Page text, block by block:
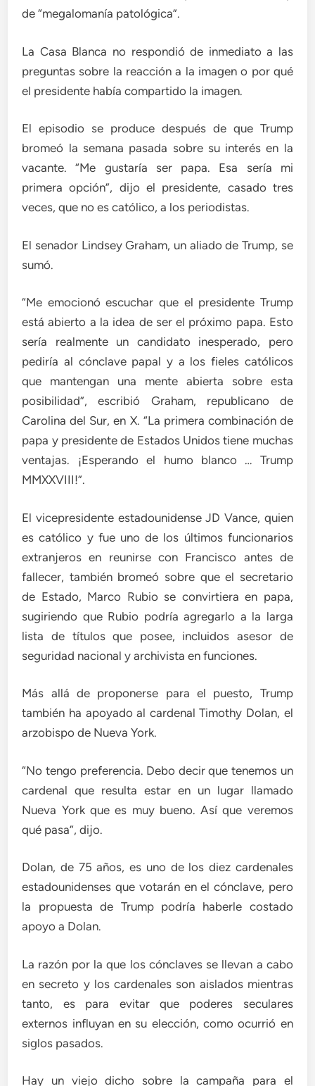
de “megalomanía patológica”.
La Casa Blanca no respondió de inmediato a las
preguntas sobre la reacción a la imagen o por qué
el presidente había compartido la imagen.
El episodio se produce después de que Trump
bromeó la semana pasada sobre su interés en la
vacante. “Me gustaría ser papa. Esa sería mi
primera opción”, dijo el presidente, casado tres
veces, que no es católico, a los periodistas.
El senador Lindsey Graham, un aliado de Trump, se
sumó.
“Me emocionó escuchar que el presidente Trump
está abierto a la idea de ser el próximo papa. Esto
sería realmente un candidato inesperado, pero
pediría al cónclave papal y a los fieles católicos
que mantengan una mente abierta sobre esta
posibilidad”, escribió Graham, republicano de
Carolina del Sur, en X. “La primera combinación de
papa y presidente de Estados Unidos tiene muchas
ventajas. ¡Esperando el humo blanco … Trump
MMXXVIII!”.
El vicepresidente estadounidense JD Vance, quien
es católico y fue uno de los últimos funcionarios
extranjeros en reunirse con Francisco antes de
fallecer, también bromeó sobre que el secretario
de Estado, Marco Rubio se convirtiera en papa,
sugiriendo que Rubio podría agregarlo a la larga
lista de títulos que posee, incluidos asesor de
seguridad nacional y archivista en funciones.
Más allá de proponerse para el puesto, Trump
también ha apoyado al cardenal Timothy Dolan, el
arzobispo de Nueva York.
“No tengo preferencia. Debo decir que tenemos un
cardenal que resulta estar en un lugar llamado
Nueva York que es muy bueno. Así que veremos
qué pasa”, dijo.
Dolan, de 75 años, es uno de los diez cardenales
estadounidenses que votarán en el cónclave, pero
la propuesta de Trump podría haberle costado
apoyo a Dolan.
La razón por la que los cónclaves se llevan a cabo
en secreto y los cardenales son aislados mientras
tanto, es para evitar que poderes seculares
externos influyan en su elección, como ocurrió en
siglos pasados.
Hay un viejo dicho sobre la campaña para el